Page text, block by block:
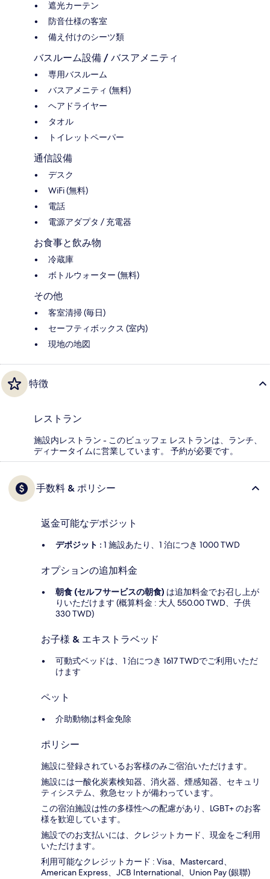
遮光カーテン
防音仕様の客室
備え付けのシーツ類
バスルーム設備 / バスアメニティ
専用バスルーム
バスアメニティ (無料)
ヘアドライヤー
タオル
トイレットペーパー
通信設備
デスク
WiFi (無料)
電話
電源アダプタ / 充電器
お食事と飲み物
冷蔵庫
ボトルウォーター (無料)
その他
客室清掃 (毎日)
セーフティボックス (室内)
現地の地図
特徴
レストラン
施設内レストラン - このビュッフェ レストランは、ランチ、
ディナータイムに営業しています。 予約が必要です。
手数料 & ポリシー
返金可能なデポジット
デポジット : 1 施設あたり、1 泊につき 1000 TWD
オプションの追加料金
朝食 (セルフサービスの朝食) は追加料金でお召し上が
りいただけます (概算料金 : 大人 550.00 TWD、子供
330 TWD)
お子様 & エキストラベッド
可動式ベッドは、1 泊につき 1617 TWDでご利用いただ
けます
ペット
介助動物は料金免除
ポリシー
施設に登録されているお客様のみご宿泊いただけます。
施設には一酸化炭素検知器、消火器、煙感知器、セキュリ
ティシステム、救急セットが備わっています。
この宿泊施設は性の多様性への配慮があり、LGBT+ のお客
様を歓迎しています。
施設でのお支払いには、クレジットカード、現金をご利用
いただけます。
利用可能なクレジットカード : Visa、Mastercard、
American Express、JCB International、Union Pay (銀聯)